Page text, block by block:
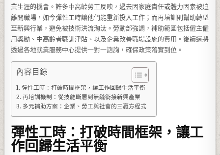
業生涯的機會。許多中高齡勞工反映，過去因家庭責任或體力因素被迫
離開職場，如今彈性工時讓他們能重新投入工作；而再培訓則幫助轉型
至新興行業，避免被技術洪流淘汰。勞動部強調，補助範圍包括僱主僱
用獎勵、中高齡者職訓津貼、以及企業改善職場設施的費用。後續還將
透過各地就業服務中心提供一對一諮詢，確保政策落實到位。
內容目錄
彈性工時：打破時間框架，讓工作回歸生活平衡
再培訓機制：從技能斷層到無縫銜接新興產業
多元補助方案：企業、勞工與社會的三贏方程式
彈性工時：打破時間框架，讓工
作回歸生活平衡